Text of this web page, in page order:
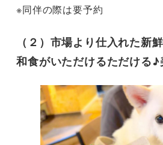
※同伴の際は要予約
（２）市場より仕入れた新
和食がいただけるただける